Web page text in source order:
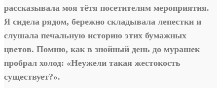
рассказывала моя тётя посетителям мероприятия.
Я сидела рядом, бережно складывала лепестки и
слушала печальную историю этих бумажных
цветов. Помню, как в знойный день до мурашек
пробрал холод: «Неужели такая жестокость
существует?».